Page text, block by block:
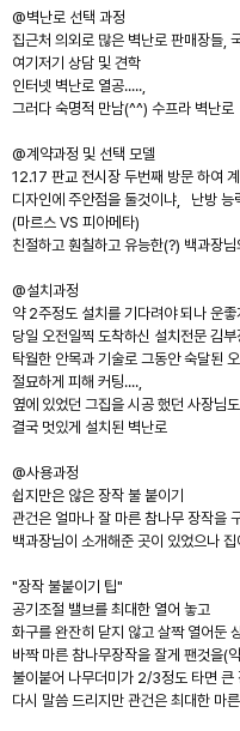
@벽난로 선택 과정
집근처 의외로 많은 벽난로 판매장들,
여기저기 상담 및 견학
인터넷 벽난로 열공.....,
그러다 숙명적 만남(^^) 수프라 벽난로
@계약과정 및 선택 모델
12.17 판교 전시장 두번째 방문 하여
디자인에 주안점을 둘것이냐, 난방 능
(마르스 VS 피아메타)
친절하고 훤칠하고 유능한(?) 백과장
@설치과정
약 2주정도 설치를 기다려야 되나 운
당일 오전일찍 도착하신 설치전문 김
탁월한 안목과 기술로 그동안 숙달된
절묘하게 피해 커팅....,
옆에 있었던 그집을 시공 했던 사장님
결국 멋있게 설치된 벽난로
@사용과정
쉽지만은 않은 장작 불 붙이기
관건은 얼마나 잘 마른 참나무 장작을
백과장님이 소개해준 곳이 있었으나
"장작 불붙이기 팁"
공기조절 밸브를 최대한 열어 놓고
화구를 완잔히 닫지 않고 살짝 열어둔
바짝 마른 참나무장작을 잘게 팬것을(
불이붙어 나무더미가 2/3정도 타면 큰
다시 말씀 드리지만 관건은 최대한 마